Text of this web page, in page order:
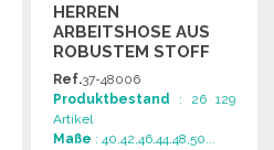
HERREN
ARBEITSHOSE AUS
ROBUSTEM STOFF
235 G/M²
Ref.37-48006
Produktbestand : 26 129
Artikel
Maße : 40,42,46,44,48,50...